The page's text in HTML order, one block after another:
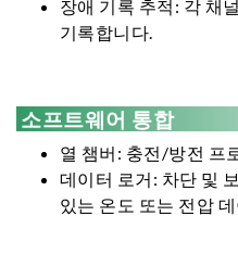
장애 기록 추적: 각 채
기록합니다.
소프트웨어 통합
열 챔버: 충전/방전 프
데이터 로거: 차단 및
있는 온도 또는 전압